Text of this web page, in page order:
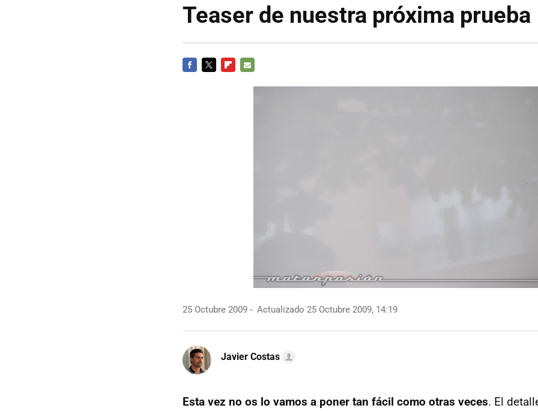
Teaser de nuestra próxima prueba
25 Octubre 2009 Actualizado 25 Octubre 2009, 14:19
Javier Costas
Esta vez no os lo vamos a poner tan fácil como otras veces. El